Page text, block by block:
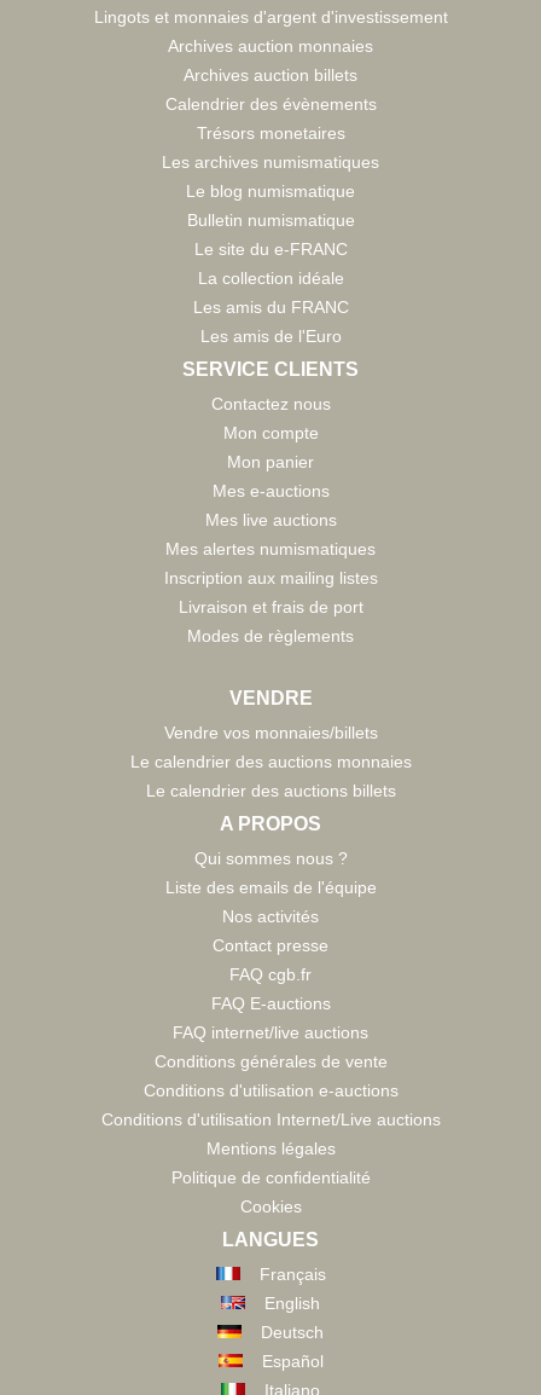
Lingots et monnaies d'argent d'investissement
Archives auction monnaies
Archives auction billets
Calendrier des évènements
Trésors monetaires
Les archives numismatiques
Le blog numismatique
Bulletin numismatique
Le site du e-FRANC
La collection idéale
Les amis du FRANC
Les amis de l'Euro
SERVICE CLIENTS
Contactez nous
Mon compte
Mon panier
Mes e-auctions
Mes live auctions
Mes alertes numismatiques
Inscription aux mailing listes
Livraison et frais de port
Modes de règlements
VENDRE
Vendre vos monnaies/billets
Le calendrier des auctions monnaies
Le calendrier des auctions billets
A PROPOS
Qui sommes nous ?
Liste des emails de l'équipe
Nos activités
Contact presse
FAQ cgb.fr
FAQ E-auctions
FAQ internet/live auctions
Conditions générales de vente
Conditions d'utilisation e-auctions
Conditions d'utilisation Internet/Live auctions
Mentions légales
Politique de confidentialité
Cookies
LANGUES
Français
English
Deutsch
Español
Italiano